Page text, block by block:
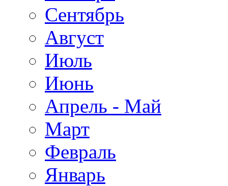
Сентябрь
Август
Июль
Июнь
Апрель - Май
Март
Февраль
Январь